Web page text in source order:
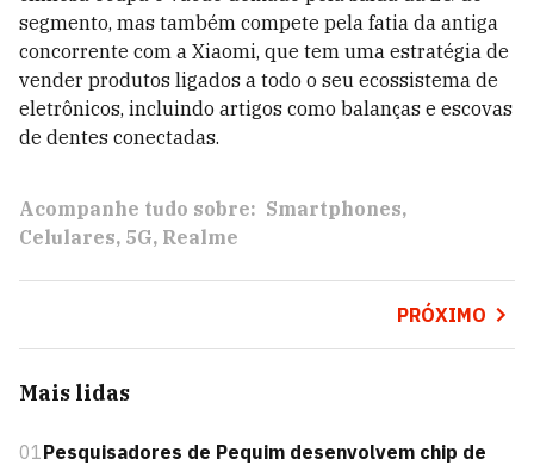
segmento, mas também compete pela fatia da antiga
concorrente com a Xiaomi, que tem uma estratégia de
vender produtos ligados a todo o seu ecossistema de
eletrônicos, incluindo artigos como balanças e escovas
de dentes conectadas.
Acompanhe tudo sobre: Smartphones
Celulares 5G Realme
PRÓXIMO
Mais lidas
01Pesquisadores de Pequim desenvolvem chip de